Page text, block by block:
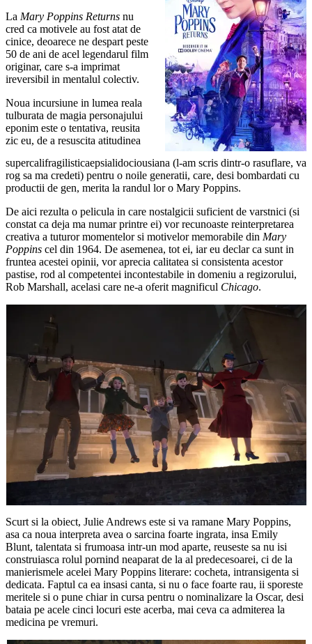
La Mary Poppins Returns nu
cred ca motivele au fost atat de
cinice, deoarece ne despart peste
50 de ani de acel legendarul film
originar, care s-a imprimat
ireversibil in mentalul colectiv.
Noua incursiune in lumea reala
tulburata de magia personajului
eponim este o tentativa, reusita
zic eu, de a resuscita atitudinea
supercalifragilisticaepsialidociousiana (l-am scris dintr-o rasuflare, va
rog sa ma credeti) pentru o noile generatii, care, desi bombardati cu
productii de gen, merita la randul lor o Mary Poppins.
De aici rezulta o pelicula in care nostalgicii suficient de varstnici (si
constat ca deja ma numar printre ei) vor recunoaste reinterpretarea
creativa a tuturor momentelor si motivelor memorabile din Mary
Poppins cel din 1964. De asemenea, tot ei, iar eu declar ca sunt in
fruntea acestei opinii, vor aprecia calitatea si consistenta acestor
pastise, rod al competentei incontestabile in domeniu a regizorului,
Rob Marshall, acelasi care ne-a oferit magnificul Chicago.
Scurt si la obiect, Julie Andrews este si va ramane Mary Poppins,
asa ca noua interpreta avea o sarcina foarte ingrata, insa Emily
Blunt, talentata si frumoasa intr-un mod aparte, reuseste sa nu isi
construiasca rolul pornind neaparat de la al predecesoarei, ci de la
manierismele acelei Mary Poppins literare: cocheta, intransigenta si
dedicata. Faptul ca ea insasi canta, si nu o face foarte rau, ii sporeste
meritele si o pune chiar in cursa pentru o nominalizare la Oscar, desi
bataia pe acele cinci locuri este acerba, mai ceva ca admiterea la
medicina pe vremuri.